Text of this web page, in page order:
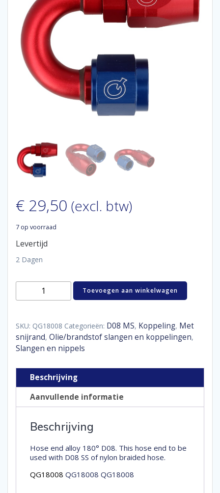
€ 29,50 (excl. btw)
7 op voorraad
Levertijd
2 Dagen
Hose
aantal
Toevoegen aan winkelwagen
SKU: QG18008 Categorieën: D08 MS, Koppeling, Met
snijrand, Olie/brandstof slangen en koppelingen,
Slangen en nippels
Beschrijving
Aanvullende informatie
Beschrijving
Hose end alloy 180° D08. This hose end to be
used with D08 SS of nylon braided hose.
QG18008 QG18008 QG18008